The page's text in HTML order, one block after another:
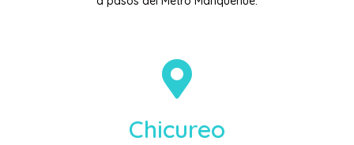
Chicureo